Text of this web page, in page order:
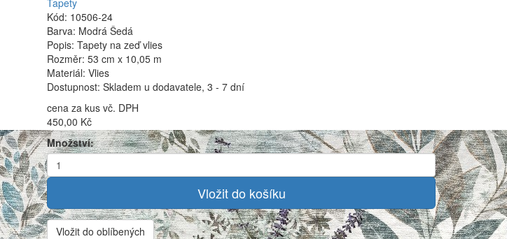
Tapety
Kód: 10506-24
Barva: Modrá Šedá
Popis: Tapety na zeď vlies
Rozměr: 53 cm x 10,05 m
Materiál: Vlies
Dostupnost: Skladem u dodavatele, 3 - 7 dní
cena za kus vč. DPH
450,00 Kč
Množství:
Vložit do oblíbených